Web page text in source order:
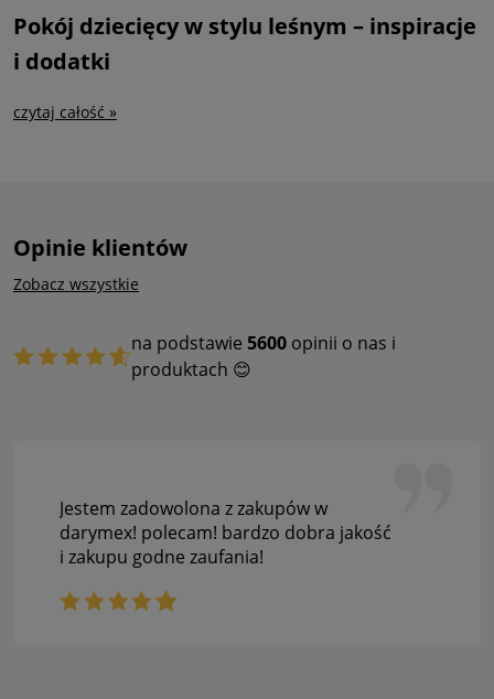
Pokój dziecięcy w stylu leśnym – inspiracje
i dodatki
czytaj całość »
Opinie klientów
Zobacz wszystkie
na podstawie 5600 opinii o nas i
produktach 😊
Jestem zadowolona z zakupów w
darymex! polecam! bardzo dobra jakość
i zakupu godne zaufania!